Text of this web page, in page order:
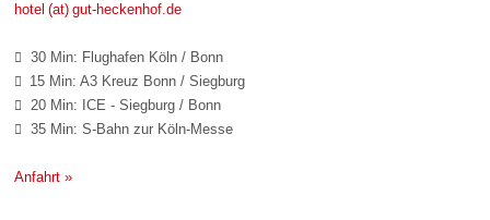
hotel (at) gut-heckenhof.de
 30 Min: Flughafen Köln / Bonn
 15 Min: A3 Kreuz Bonn / Siegburg
 20 Min: ICE - Siegburg / Bonn
 35 Min: S-Bahn zur Köln-Messe
Anfahrt »